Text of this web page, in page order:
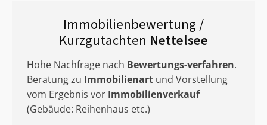
Immobilienbewertung /
Kurzgutachten Nettelsee
Hohe Nachfrage nach Bewertungs-verfahren.
Beratung zu Immobilienart und Vorstellung
vom Ergebnis vor Immobilienverkauf
(Gebäude: Reihenhaus etc.)